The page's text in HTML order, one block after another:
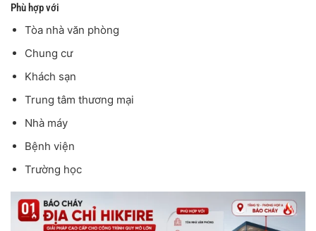
Phù hợp với
Tòa nhà văn phòng
Chung cư
Khách sạn
Trung tâm thương mại
Nhà máy
Bệnh viện
Trường học